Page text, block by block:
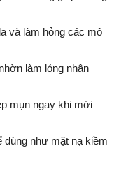
và làm hỏng các mô
làm lỏng nhân
mụn ngay khi mới
dùng như mặt nạ kiềm